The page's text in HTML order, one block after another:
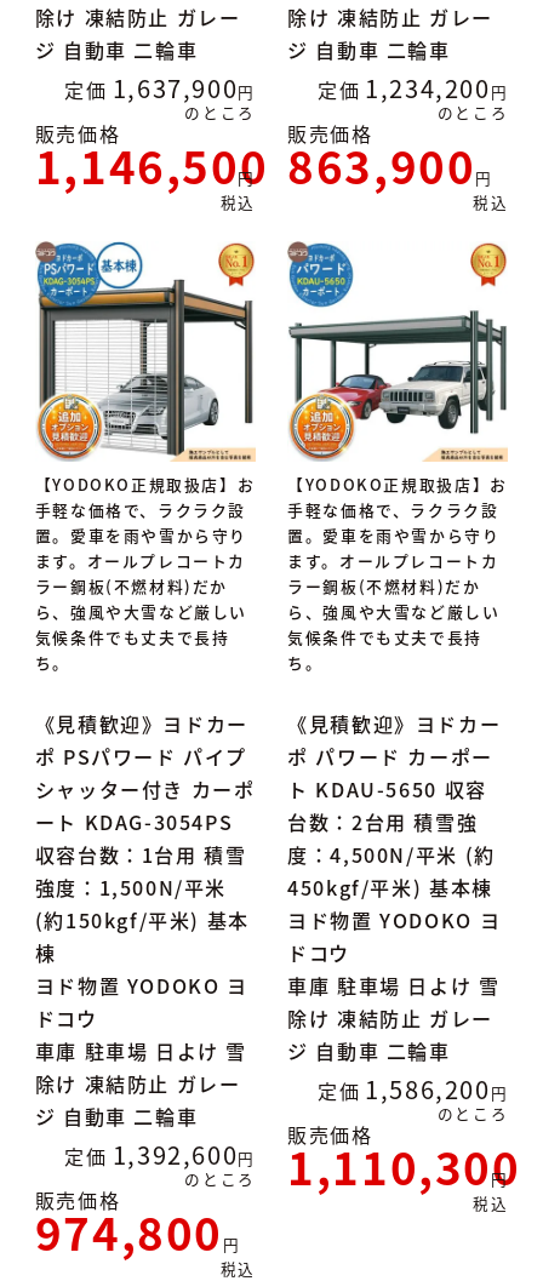
除け 凍結防止 ガレー
ジ 自動車 二輪車
定価 1,637,900
のところ
販売価格
1,146,500
税込
除け 凍結防止 ガレー
ジ 自動車 二輪車
定価 1,234,200
のところ
販売価格
863,900
税込
【YODOKO正規取扱店】お
手軽な価格で、ラクラク設
置。愛車を雨や雪から守り
ます。オールプレコートカ
ラー鋼板(不燃材料)だか
ら、強風や大雪など厳しい
気候条件でも丈夫で長持
ち。
《見積歓迎》ヨドカー
ポ PSパワード パイプ
シャッター付き カーポ
ート KDAG-3054PS
収容台数：1台用 積雪
強度：1,500N/平米
(約150kgf/平米) 基本
棟
ヨド物置 YODOKO ヨ
ドコウ
車庫 駐車場 日よけ 雪
除け 凍結防止 ガレー
ジ 自動車 二輪車
定価 1,392,600
のところ
販売価格
974,800
税込
【YODOKO正規取扱店】お
手軽な価格で、ラクラク設
置。愛車を雨や雪から守り
ます。オールプレコートカ
ラー鋼板(不燃材料)だか
ら、強風や大雪など厳しい
気候条件でも丈夫で長持
ち。
《見積歓迎》ヨドカー
ポ パワード カーポー
ト KDAU-5650 収容
台数：2台用 積雪強
度：4,500N/平米 (約
450kgf/平米) 基本棟
ヨド物置 YODOKO ヨ
ドコウ
車庫 駐車場 日よけ 雪
除け 凍結防止 ガレー
ジ 自動車 二輪車
定価 1,586,200
のところ
販売価格
1,110,300
税込